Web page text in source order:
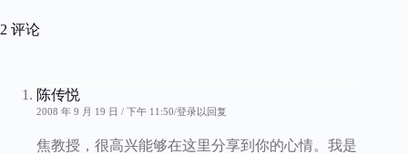
2 评论
陈传悦
2008 年 9 月 19 日 / 下午 11:50 登录以回复
焦教授，很高兴能够在这里分享到你的心情。我是